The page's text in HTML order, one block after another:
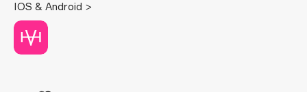
Dessange
Dior
Divage
IOS & Android >